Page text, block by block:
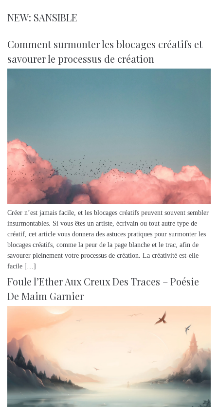
NEW: SANSIBLE
Comment surmonter les blocages créatifs et
savourer le processus de création
Créer n’est jamais facile, et les blocages créatifs peuvent souvent sembler
insurmontables. Si vous êtes un artiste, écrivain ou tout autre type de
créatif, cet article vous donnera des astuces pratiques pour surmonter les
blocages créatifs, comme la peur de la page blanche et le trac, afin de
savourer pleinement votre processus de création. La créativité est-elle
facile […]
Foule l’Ether Aux Creux Des Traces – Poésie
De Maim Garnier